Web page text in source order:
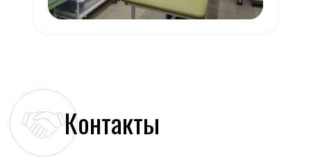
Контакты